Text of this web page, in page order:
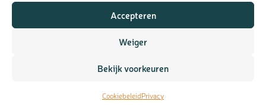
Accepteren
Weiger
Bekijk voorkeuren
CookiebeleidPrivacy
Ontvang de laatste updates, nieuws en aanbiedingen als eerst